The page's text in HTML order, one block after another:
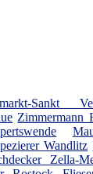
Sankt
Zimmermann
Wandlitz
Zella-